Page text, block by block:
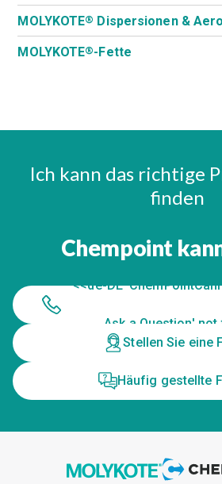
MOLYKOTE® Dispersionen &
MOLYKOTE®-Fette
Ich kann das richtige
finden
Chempoint
<<de-DE
Ask a Question' not
Stellen Sie eine
Häufig gestellte